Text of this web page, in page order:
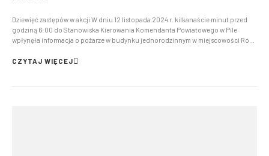
Dziewięć zastępów w akcji W dniu 12 listopada 2024 r. kilkanaście minut przed
godziną 6:00 do Stanowiska Kierowania Komendanta Powiatowego w Pile
wpłynęła informacja o pożarze w budynku jednorodzinnym w miejscowości Róża
rozwinięty pożar na poddaszu budynku. Działania ...
CZYTAJ WIĘCEJ